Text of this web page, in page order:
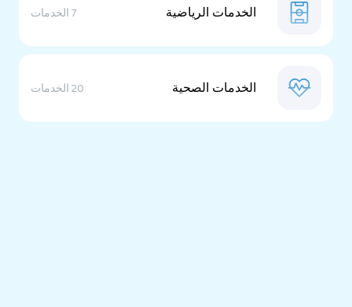
الخدمات الرياضية 7 الخدمات
الخدمات الصحية 20 الخدمات